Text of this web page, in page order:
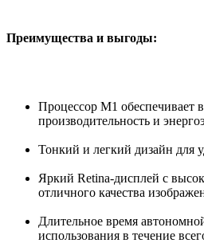
Преимущества и выгоды:
Процессор M1 обеспечивает
производительность и
Тонкий и легкий дизайн для
Яркий Retina-дисплей с
отличного качества
Длительное время
использования в течение